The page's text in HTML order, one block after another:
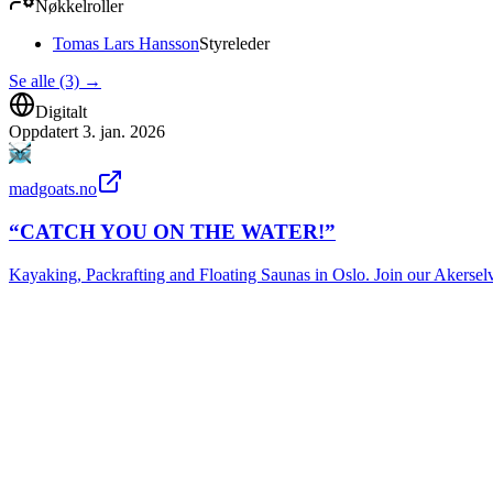
Nøkkelroller
Tomas Lars HanssonStyreleder
Se alle (3) →
Digitalt
Oppdatert 3. jan. 2026
madgoats.no
“CATCH YOU ON THE WATER!”
Kayaking, Packrafting and Floating Saunas in Oslo. Join our